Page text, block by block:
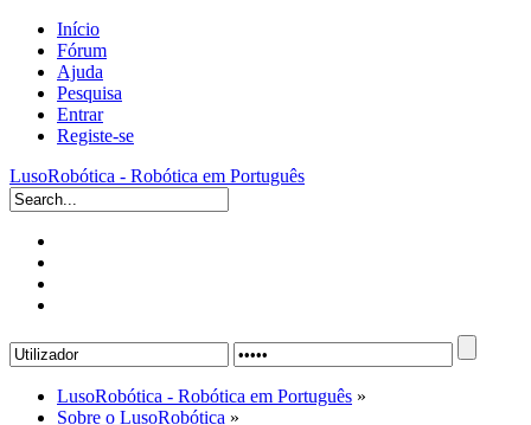
Início
Fórum
Ajuda
Pesquisa
Entrar
Registe-se
LusoRobótica - Robótica em Português
LusoRobótica - Robótica em Português »
Sobre o LusoRobótica »